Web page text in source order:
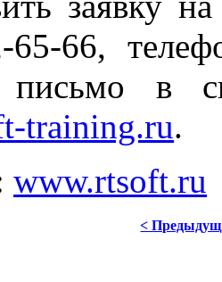
65-66,
письмо в
training.ru.
www.rtsoft.ru
<